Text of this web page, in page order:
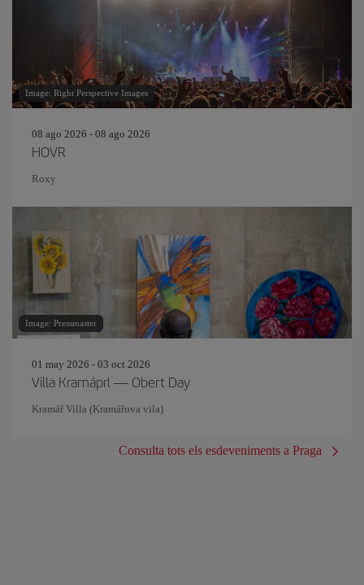
Image: Right Perspective Images
08 ago 2026 - 08 ago 2026
HOVR
Roxy
Image: Pressmaster
01 may 2026 - 03 oct 2026
Villa Kramáprl — Obert Day
Kramář Villa (Kramářova vila)
Consulta tots els esdeveniments a Praga